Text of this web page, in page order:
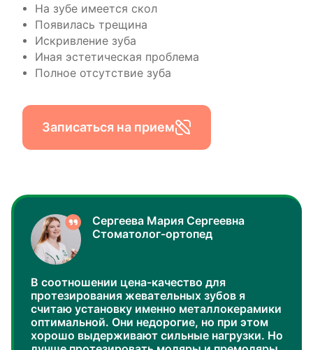
На зубе имеется скол
Появилась трещина
Искривление зуба
Иная эстетическая проблема
Полное отсутствие зуба
Записаться на прием
Сергеева Мария Сергеевна
Стоматолог-ортопед
В соотношении цена-качество для
протезирования жевательных зубов я
считаю установку именно металлокерамики
оптимальной. Они недорогие, но при этом
хорошо выдерживают сильные нагрузки. Но